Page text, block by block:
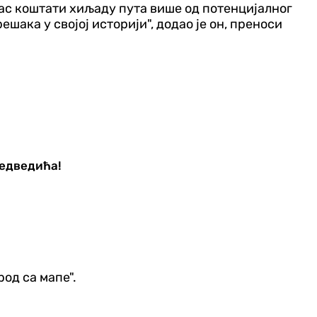
коштати хиљаду пута више од потенцијалног
у својој историји", додао је он, преноси
са мапе".